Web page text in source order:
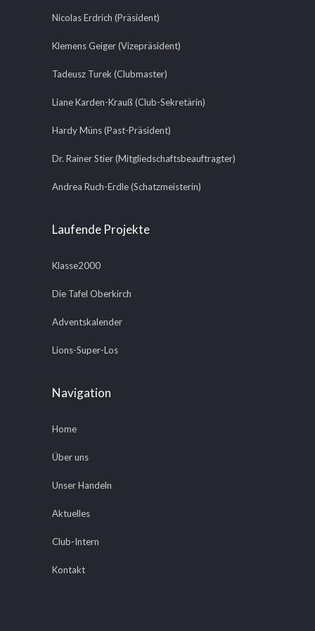
Nicolas Erdrich (Präsident)
Klemens Geiger (Vizepräsident)
Tadeusz Turek (Clubmaster)
Liane Karden-Krauß (Club-Sekretärin)
Hardy Müns (Past-Präsident)
Dr. Rainer Stier (Mitgliedschaftsbeauftragter)
Andrea Ruch-Erdle (Schatzmeisterin)
Laufende Projekte
Klasse2000
Die Tafel Oberkirch
Adventskalender
Lions-Super-Los
Navigation
Home
Über uns
Unser Handeln
Aktuelles
Club-Intern
Kontakt